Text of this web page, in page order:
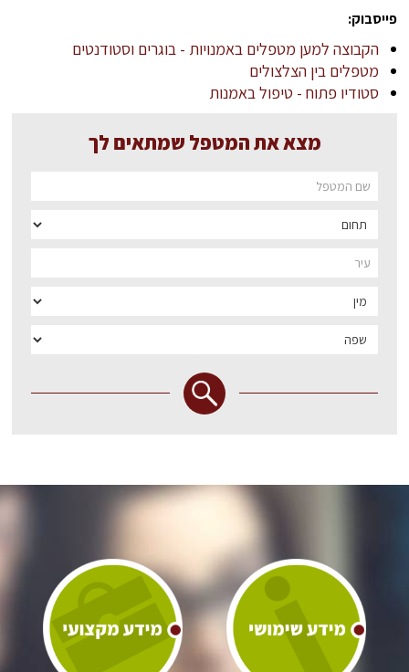
פייסבוק:
הקבוצה למען מטפלים באמנויות - בוגרים וסטודנטים
מטפלים בין הצלצולים
סטודיו פתוח - טיפול באמנות
מצא את המטפל שמתאים לך